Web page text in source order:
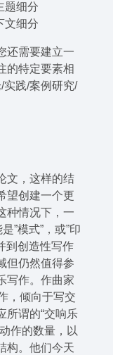
题细分
文细分
还需要建立一
的特定要素相
实践/案例研究/
文，这样的结
望创建一个更
种情况下，一
”模式”，或”印
到创造性写作
但仍然值得参
写作。作曲家
，倾向于写交
所谓的“交响乐
作的数量，以
构。他们今天